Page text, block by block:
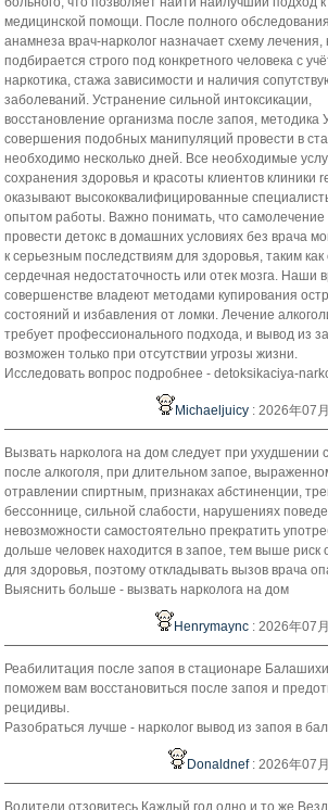
медицинской помощи. После полного
анамнеза врач-нарколог назначает схему лечения,
подбирается строго под конкретного человека с
наркотика, стажа зависимости и наличия
заболеваний. Устранение сильной интоксикации,
восстановление организма после запоя,
совершения подобных манипуляций провести в
необходимо несколько дней. Все необходимые
сохранения здоровья и красоты клиентов клиники
оказывают высококвалифицированные
опытом работы. Важно понимать, что самолечение
провести детокс в домашних условиях без врача
к серьезным последствиям для здоровья, таким как
сердечная недостаточность или отек мозга. Наши
совершенстве владеют методами купирования
состояний и избавления от ломки. Лечение
требует профессионального подхода, и вывод из
возможен только при отсутствии угрозы жизни.
Исследовать вопрос подробнее - detoksikaciya-
Michaeljuicy : 2026年07
Вызвать нарколога на дом следует при ухудшении
после алкоголя, при длительном запое,
отравлении спиртным, признаках абстиненции,
бессоннице, сильной слабости, нарушениях
невозможности самостоятельно прекратить
дольше человек находится в запое, тем выше риск
для здоровья, поэтому откладывать вызов врача
Выяснить больше - вызвать нарколога на дом
Henrymaync : 2026年07
Реабилитация после запоя в стационаре
поможем вам восстановиться после запоя и
рецидивы.
Разобраться лучше - нарколог вывод из запоя в
Donaldnef: 2026年07
Водители отзовитесь Каждый год одно и то же